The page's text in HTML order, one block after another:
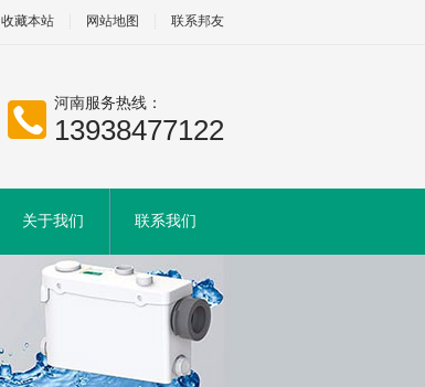
收藏本站 网站地图 联系邦友
河南服务热线：
13938477122
关于我们 联系我们